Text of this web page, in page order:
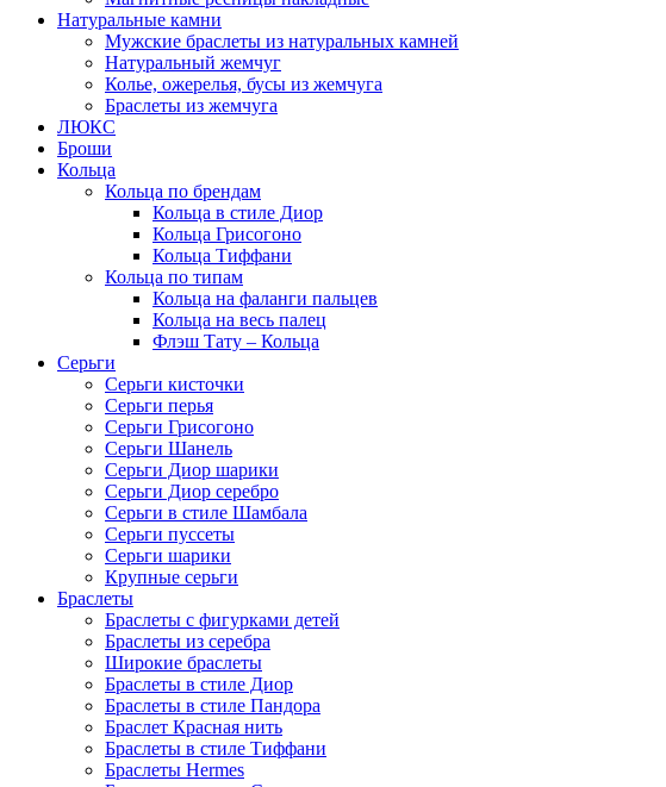
Натуральные камни
Мужские браслеты из натуральных камней
Натуральный жемчуг
Колье, ожерелья, бусы из жемчуга
Браслеты из жемчуга
ЛЮКС
Броши
Кольца
Кольца по брендам
Кольца в стиле Диор
Кольца Грисогоно
Кольца Тиффани
Кольца по типам
Кольца на фаланги пальцев
Кольца на весь палец
Флэш Тату – Кольца
Серьги
Серьги кисточки
Серьги перья
Серьги Грисогоно
Серьги Шанель
Серьги Диор шарики
Серьги Диор серебро
Серьги в стиле Шамбала
Серьги пуссеты
Серьги шарики
Крупные серьги
Браслеты
Браслеты с фигурками детей
Браслеты из серебра
Широкие браслеты
Браслеты в стиле Диор
Браслеты в стиле Пандора
Браслет Красная нить
Браслеты в стиле Тиффани
Браслеты Hermes